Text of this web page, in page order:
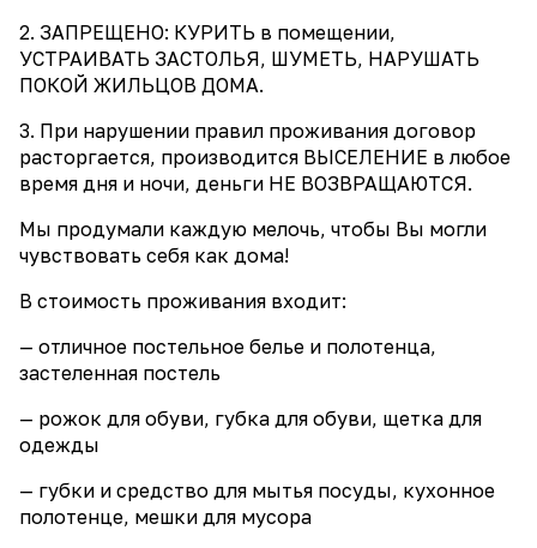
2. ЗАПРЕЩЕНО: КУРИТЬ в помещении,
УСТРАИВАТЬ ЗАСТОЛЬЯ, ШУМЕТЬ, НАРУШАТЬ
ПОКОЙ ЖИЛЬЦОВ ДОМА.
3. При нарушении правил проживания договор
расторгается, производится ВЫСЕЛЕНИЕ в любое
время дня и ночи, деньги НЕ ВОЗВРАЩАЮТСЯ.
Мы продумали каждую мелочь, чтобы Вы могли
чувствовать себя как дома!
В стоимость проживания входит:
— отличное постельное белье и полотенца,
застеленная постель
— рожок для обуви, губка для обуви, щетка для
одежды
— губки и средство для мытья посуды, кухонное
полотенце, мешки для мусора